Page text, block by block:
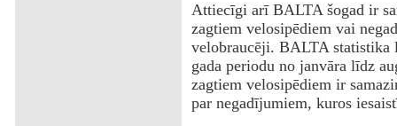
Attiecīgi arī BALTA šogad ir
zagtiem velosipēdiem vai
velobraucēji. BALTA statistika
gada periodu no janvāra līdz
zagtiem velosipēdiem ir
par negadījumiem, kuros